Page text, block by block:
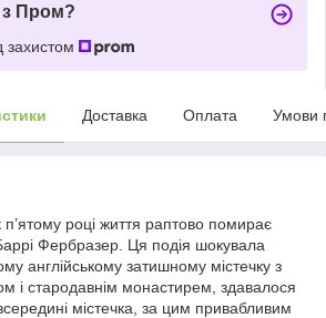
з Пром?
захистом
Доставка Оплата Умови
році життя раптово помирає
Фербразер. Ця подія шокувала
англійському затишному містечку з
і стародавнім монастирем, здавалося
містечка, за цим привабливим